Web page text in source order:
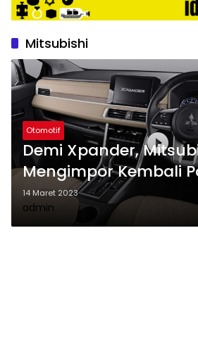
Mitsubishi
Otomotif
Demi Xpander,
Mengimpor Kembali
14 Maret 2023
admin